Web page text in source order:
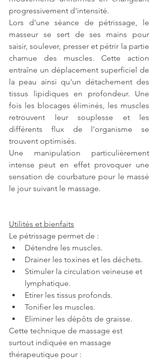
progressivement d'intensité.
Lors d'une séance de pétrissage, le
masseur se sert de ses mains pour
saisir, soulever, presser et pétrir la partie
charnue des muscles. Cette action
entraîne un déplacement superficiel de
la peau ainsi qu'un détachement des
tissus lipidiques en profondeur. Une
fois les blocages éliminés, les muscles
retrouvent leur souplesse et les
différents flux de l'organisme se
trouvent optimisés.
Une manipulation particulièrement
intense peut en effet provoquer une
sensation de courbature pour le massé
le jour suivant le massage.
Utilités et bienfaits
Le pétrissage permet de :
Détendre les muscles.
Drainer les toxines et les déchets.
Stimuler la circulation veineuse et
lymphatique.
Etirer les tissus profonds.
Tonifier les muscles.
Eliminer les dépôts de graisse.
Cette technique de massage est
surtout indiquée en massage
thérapeutique pour :